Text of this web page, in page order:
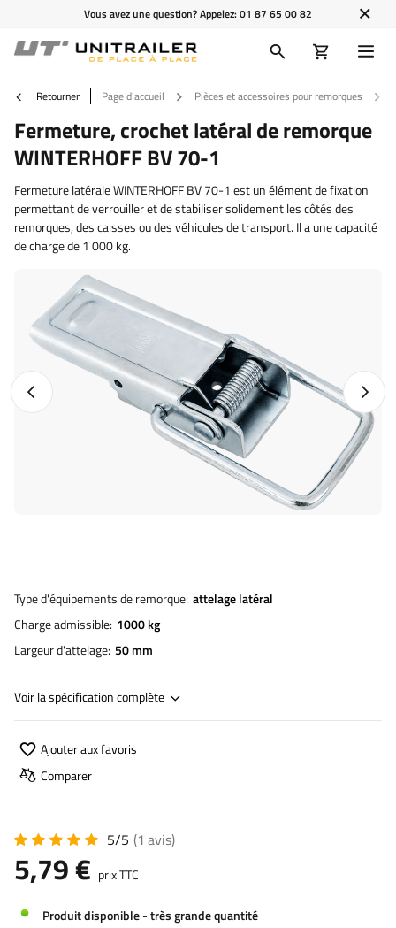
Vous avez une question? Appelez:01 87 65 00 82
Retourner Page d'accueil Pièces et accessoires pour remorques
Fermeture, crochet latéral de remorque
WINTERHOFF BV 70-1
Fermeture latérale WINTERHOFF BV 70-1 est un élément de fixation
permettant de verrouiller et de stabiliser solidement les côtés des
remorques, des caisses ou des véhicules de transport. Il a une capacité
de charge de 1 000 kg.
Photo précédente Photo
Type d'équipements de remorque attelage latéral
Charge admissible 1000 kg
Largeur d'attelage 50 mm
Voir la spécification complète
Ajouter aux favoris
Comparer
5/5 (1 avis)
5,79 € prix TTC
Produit disponible - très grande quantité